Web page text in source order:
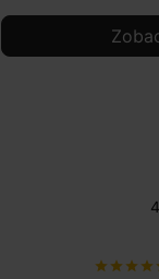
star star star star